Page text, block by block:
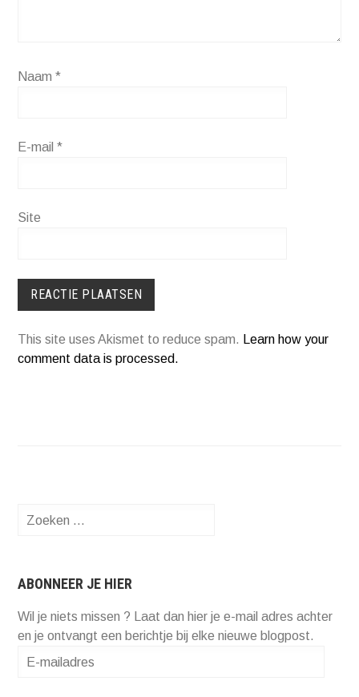
Naam*
E-mail*
Site
This site uses Akismet to reduce spam. Learn how your
comment data is processed.
Zoeken
ABONNEER JE HIER
Wil je niets missen ? Laat dan hier je e-mail adres achter
en je ontvangt een berichtje bij elke nieuwe blogpost.
E-